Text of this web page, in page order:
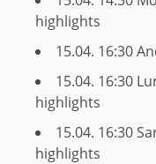
highlights
15.04. 16:30
15.04. 16:30
highlights
15.04. 16:30
highlights